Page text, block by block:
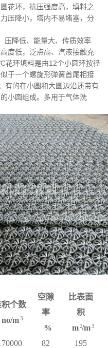
花环，抗压强度高，填料之
压降小，塔内不易堵塞，分
压降低、能量大、传质效率
度低，泛点高、汽液接触充
花环填料是由12个小圆环按径
于一个螺旋形弹簧首尾相接
有的在小圆和大圆边沿还带有
小圆组成。多用于气体洗
积个数
no/m3
空隙
率
%
比表面
积
m2/m3
82
195